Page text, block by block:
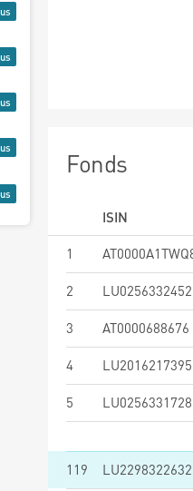
Fonds
ISIN
1
2 LU0256332452
3 AT0000688676
4 LU2016217395
5 LU0256331728
119 LU2298322632